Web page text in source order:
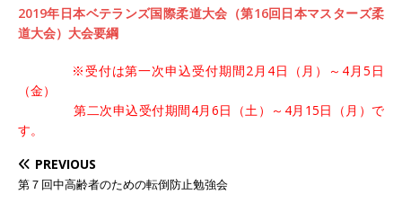
2019年日本ベテランズ国際柔道大会（第16回日本マスターズ柔
道大会）大会要綱
※受付は第一次申込受付期間2月4日（月）～4月5日
（金）
第二次申込受付期間4月6日（土）～4月15日（月）で
す。
PREVIOUS
第７回中高齢者のための転倒防止勉強会